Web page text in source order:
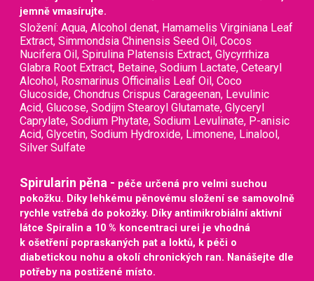
jemně vmasírujte.
Složení: Aqua, Alcohol denat, Hamamelis Virginiana Leaf
Extract, Simmondsia Chinensis Seed Oil, Cocos
Nucifera Oil, Spirulina Platensis Extract, Glycyrrhiza
Glabra Root Extract, Betaine, Sodium Lactate, Cetearyl
Alcohol, Rosmarinus Officinalis Leaf Oil, Coco
Glucoside, Chondrus Crispus Carageenan, Levulinic
Acid, Glucose, Sodijm Stearoyl Glutamate, Glyceryl
Caprylate, Sodium Phytate, Sodium Levulinate, P-anisic
Acid, Glycetin, Sodium Hydroxide, Limonene, Linalool,
Silver Sulfate
Spirularin pěna - péče určená pro velmi suchou
pokožku. Díky lehkému pěnovému složení se samovolně
rychle vstřebá do pokožky. Díky antimikrobiální aktivní
látce Spiralin a 10 % koncentraci urei je vhodná
k ošetření popraskaných pat a loktů, k péči o
diabetickou nohu a okolí chronických ran. Nanášejte dle
potřeby na postižené místo.